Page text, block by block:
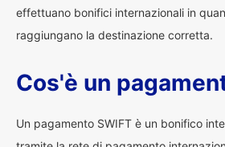
effettuano bonifici internazionali in
raggiungano la destinazione corretta.
Cos'è un
Un pagamento SWIFT è un bonifico